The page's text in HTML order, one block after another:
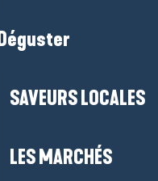
SAVEURS LOCALES
LES MARCHÉS